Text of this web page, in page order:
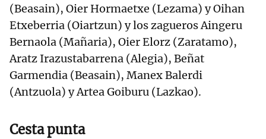
(Beasain), Oier Hormaetxe (Lezama) y Oihan
Etxeberria (Oiartzun) y los zagueros Aingeru
Bernaola (Mañaria), Oier Elorz (Zaratamo),
Aratz Irazustabarrena (Alegia), Beñat
Garmendia (Beasain), Manex Balerdi
(Antzuola) y Artea Goiburu (Lazkao).
Cesta punta